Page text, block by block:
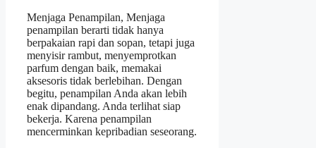
Menjaga Penampilan, Menjaga
penampilan berarti tidak hanya
berpakaian rapi dan sopan, tetapi juga
menyisir rambut, menyemprotkan
parfum dengan baik, memakai
aksesoris tidak berlebihan. Dengan
begitu, penampilan Anda akan lebih
enak dipandang. Anda terlihat siap
bekerja. Karena penampilan
mencerminkan kepribadian seseorang.